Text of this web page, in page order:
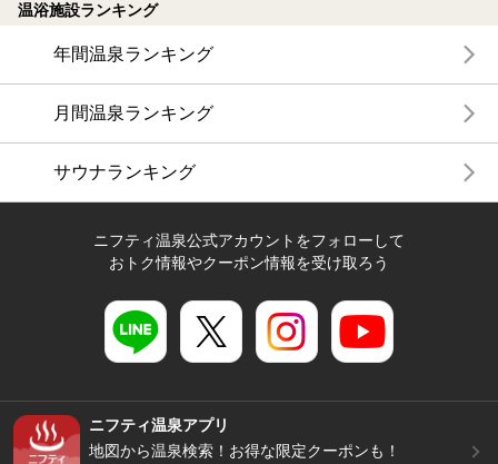
温浴施設ランキング
年間温泉ランキング
月間温泉ランキング
サウナランキング
ニフティ温泉公式アカウントをフォローして
おトク情報やクーポン情報を受け取ろう
ニフティ温泉アプリ
地図から温泉検索！お得な限定クーポンも！